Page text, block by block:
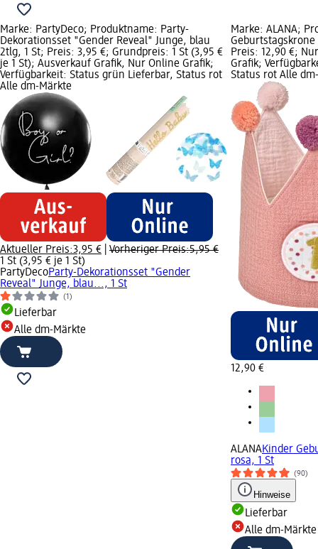
Marke: PartyDeco; Produktname: Party-
Dekorationsset "Gender Reveal" Junge, blau
2tlg, 1 St; Preis: 3,95 €; Grundpreis: 1 St (3,95 €
je 1 St); Ausverkauf Grafik, Nur Online Grafik;
Verfügbarkeit: Status grün Lieferbar, Status rot
Alle dm-Märkte
Aktueller Preis:3,95 € Vorheriger Preis:5,95 €
1 St (3,95 € je 1 St)
PartyDecoParty-Dekorationsset "Gender
Reveal" Junge, blau..., 1 St
(1)
Lieferbar
Alle dm-Märkte
Marke: ALANA;
Preis: 12,90 €;
Grafik;
Status rot Alle
12,90 €
ALANAKinder
rosa, 1 St
(90)
Hinweise
Lieferbar
Alle dm-Märkte